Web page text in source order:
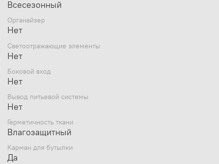
Всесезонный
Органайзер
Нет
Светоотражающие элементы
Нет
Боковой вход
Нет
Вывод питьевой системы
Нет
Герметичность ткани
Влагозащитный
Карман для бутылки
Да